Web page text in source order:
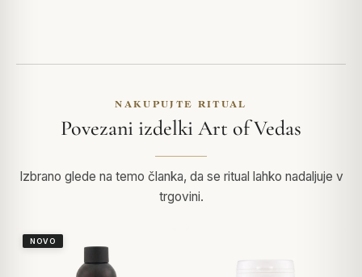
NAKUPUJTE RITUAL
Povezani izdelki Art of Vedas
Izbrano glede na temo članka, da se ritual lahko nadaljuje v
trgovini.
NOVO